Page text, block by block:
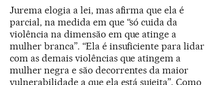
Jurema elogia a lei, mas afirma que ela é
parcial, na medida em que “só cuida da
violência na dimensão em que atinge a
mulher branca”. “Ela é insuficiente para lidar
com as demais violências que atingem a
mulher negra e são decorrentes da maior
vulnerabilidade a que ela está sujeita”. Como